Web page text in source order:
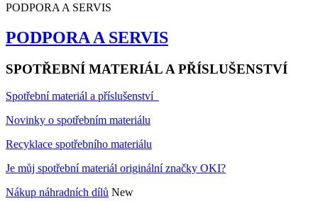
PODPORA A SERVIS
PODPORA A SERVIS
SPOTŘEBNÍ MATERIÁL A PŘÍSLUŠENSTVÍ
Spotřební materiál a příslušenství
Novinky o spotřebním materiálu
Recyklace spotřebního materiálu
Je můj spotřební materiál originální značky OKI?
Nákup náhradních dílů New